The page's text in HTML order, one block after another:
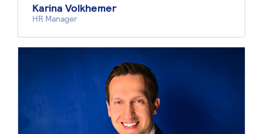
Karina Volkhemer
HR Manager